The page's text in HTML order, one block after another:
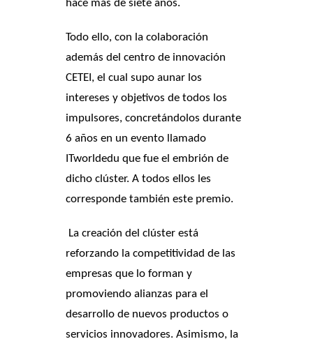
hace más de siete años.
Todo ello, con la colaboración
además del centro de innovación
CETEI, el cual supo aunar los
intereses y objetivos de todos los
impulsores, concretándolos durante
6 años en un evento llamado
ITworldedu que fue el embrión de
dicho clúster. A todos ellos les
corresponde también este premio.
La creación del clúster está
reforzando la competitividad de las
empresas que lo forman y
promoviendo alianzas para el
desarrollo de nuevos productos o
servicios innovadores. Asimismo, la